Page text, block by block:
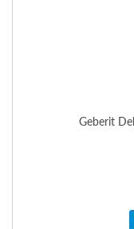
Geberit